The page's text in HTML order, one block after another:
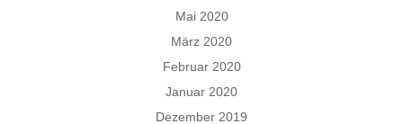
Mai 2020
März 2020
Februar 2020
Januar 2020
Dezember 2019